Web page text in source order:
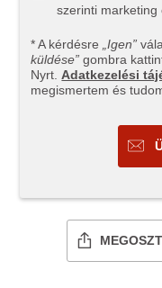
szerinti marketing
* A kérdésre „Igen”
küldése” gombra
Nyrt. Adatkezelési
megismertem és